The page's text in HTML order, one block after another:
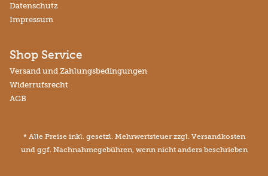
Datenschutz
Impressum
Shop Service
Versand und Zahlungsbedingungen
Widerrufsrecht
AGB
* Alle Preise inkl. gesetzl. Mehrwertsteuer zzgl. Versandkosten
und ggf. Nachnahmegebühren, wenn nicht anders beschrieben